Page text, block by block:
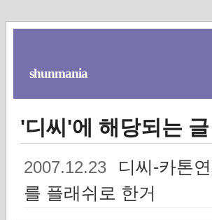
shunmania
'디씨'에 해당되는 글
2007.12.23
디씨-카톤
를 플래쉬로 한거